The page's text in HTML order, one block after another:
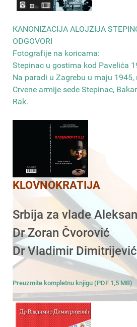
КANONIZACIJA ALOJZIJA
ODGOVORI
Fotografije na koricama:
Stepinac u gostima kod Pavelića
Na paradi u Zagrebu u maju
Crvene armije sede Stepinac,
Rak.
KLOVNOKRATIJA
Srbija za vlade
Dr Zoran Čvorović
Dr Vladimir Dimitrijević
Preuzmite kompletnu knjigu (PDF 1,5 MB)